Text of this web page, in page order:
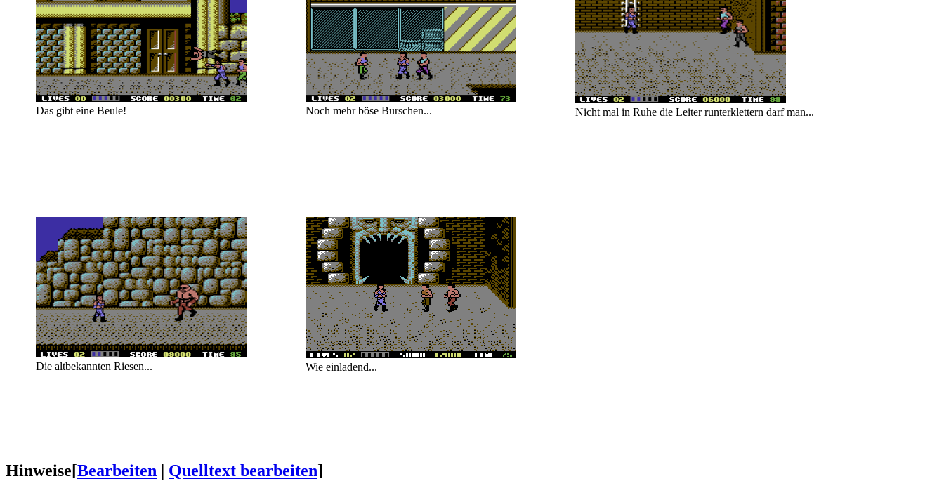
Das gibt eine Beule! Noch mehr böse Burschen... Nicht mal in Ruhe die Leiter runterklettern darf man...
Die altbekannten Riesen... Wie einladend...
Hinweise[Bearbeiten | Quelltext bearbeiten]